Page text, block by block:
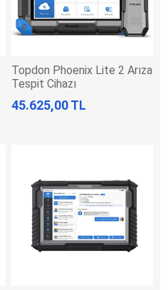
Topdon Phoenix Lite 2 Arıza
Tespit Cihazı
45.625,00 TL